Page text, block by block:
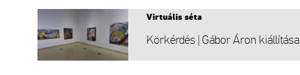
Vir­tu­á­lis séta
Kör­kér­dés | Gábor Áron ki­ál­lí­tá­sa